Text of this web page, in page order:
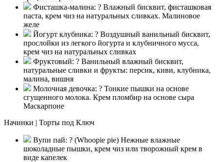
Фисташка-малина: ? Влажный бисквит, фисташковая
паста, крем чиз на натуральных сливках. Малиновое
желе
Йогурт клубника: ? Воздушный ванильный бисквит,
прослойки из легкого йогурта и клубничного мусса,
крем чиз на натуральных сливках
Фруктовый: ? Ванильный влажный бисквит,
натуральные сливки и фрукты: персик, киви, клубника,
малина, вишня
Молочная девочка: ? Тонкие пышки на основе
сгущенного молока. Крем пломбир на основе сыра
Маскарпоне
Начинки | Торты под Ключ
Вупи пай: ? (Whoopie pie) Нежные влажные
шоколадные пышки, крем чиз или творожный крем в
виде капелек